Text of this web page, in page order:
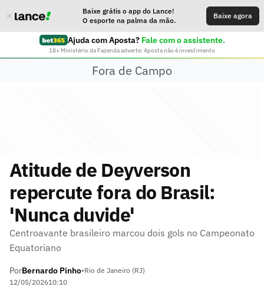
Baixe grátis o app do Lance!
O esporte na palma da mão.
Baixe agora
Ajuda com Aposta? Fale com o assistente.
18+ Ministério da Fazenda adverte: Aposta não é investimento
Fora de Campo
Atitude de Deyverson
repercute fora do Brasil:
'Nunca duvide'
Centroavante brasileiro marcou dois gols no Campeonato
Equatoriano
PorBernardo Pinho•Rio de Janeiro (RJ)
12/05/202610:10